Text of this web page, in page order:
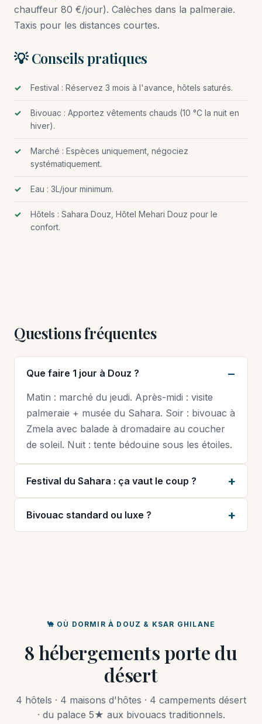
chauffeur 80 €/jour). Calèches dans la palmeraie.
Taxis pour les distances courtes.
💡 Conseils pratiques
Festival : Réservez 3 mois à l'avance, hôtels saturés.
Bivouac : Apportez vêtements chauds (10 °C la nuit en
hiver).
Marché : Espèces uniquement, négociez
systématiquement.
Eau : 3L/jour minimum.
Hôtels : Sahara Douz, Hôtel Mehari Douz pour le
confort.
Questions fréquentes
Que faire 1 jour à Douz ?
Matin : marché du jeudi. Après-midi : visite
palmeraie + musée du Sahara. Soir : bivouac à
Zmela avec balade à dromadaire au coucher
de soleil. Nuit : tente bédouine sous les étoiles.
Festival du Sahara : ça vaut le coup ?
Bivouac standard ou luxe ?
🐪 OÙ DORMIR À DOUZ & KSAR GHILANE
8 hébergements porte du
désert
4 hôtels · 4 maisons d'hôtes · 4 campements désert
· du palace 5★ aux bivouacs traditionnels.